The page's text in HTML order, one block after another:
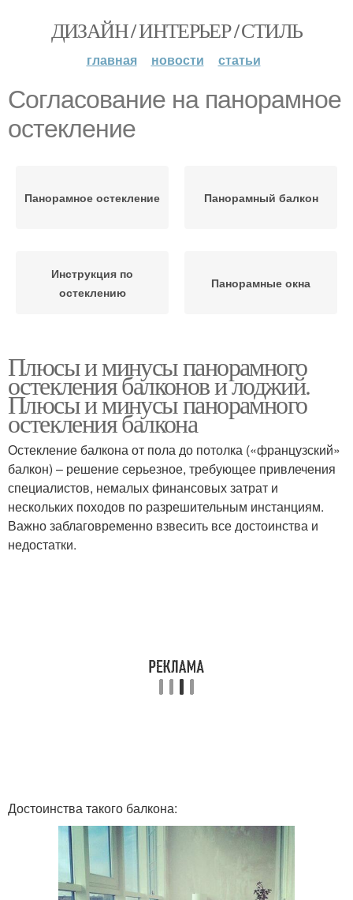
ДИЗАЙН / ИНТЕРЬЕР / СТИЛЬ
главная новости статьи
Согласование на панорамное
остекление
Панорамное остекление Панорамный балкон
Инструкция по
остеклению
Панорамные окна
Плюсы и минусы панорамного
остекления балконов и лоджий.
Плюсы и минусы панорамного
остекления балкона
Остекление балкона от пола до потолка («французский»
балкон) – решение серьезное, требующее привлечения
специалистов, немалых финансовых затрат и
нескольких походов по разрешительным инстанциям.
Важно заблаговременно взвесить все достоинства и
недостатки.
Достоинства такого балкона: